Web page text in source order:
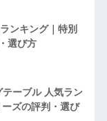
ンキング｜特別
選び方
ーブル 人気ラン
ズの評判・選び